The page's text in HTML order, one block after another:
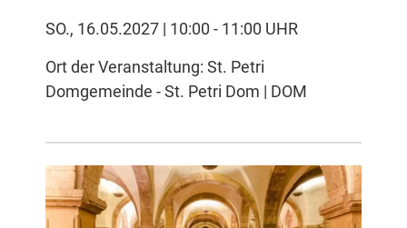
SO., 16.05.2027 | 10:00 - 11:00 UHR
Ort der Veranstaltung: St. Petri
Domgemeinde - St. Petri Dom | DOM